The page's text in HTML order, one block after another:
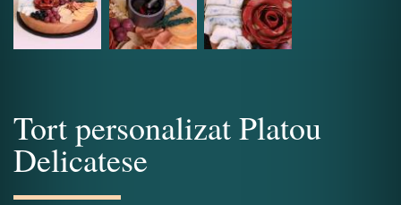
Tort personalizat Platou
Delicatese